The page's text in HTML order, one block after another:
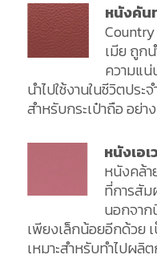
หนังคัน
เมีย ถูก
ความแน่
นำไปใช้งานในชีวิตปร
สำหรับกระเป๋าถือ อย่า
หนังเอ
หนังคล้า
ที่การสั
นอกจา
เพียงเล็กน้อยอีกด้วย
เหมาะสำหรับทำไปผลิต